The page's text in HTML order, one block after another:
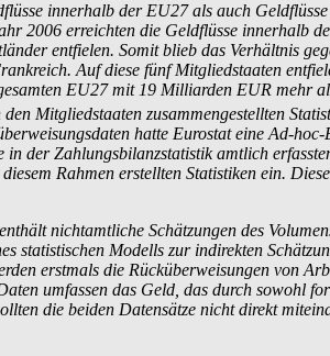
innerhalb der EU27 als auch
2006 erreichten die Geldflüsse innerhalb
entfielen. Somit blieb das Verhältnis
Auf diese fünf Mitglied­staaten
EU27 mit 19 Milliarden EUR mehr
Mitglied­staaten zusammen­gestellten
hatte Eurostat eine Ad-
der Zahlungs­bilanz­statistik amtlich
Rahmen erstellten Statistiken ein.
nichtamtliche Schätzungen des
statistischen Modells zur indirekten
erstmals die Rück­über­weisungen von
umfassen das Geld, das durch sowohl
die beiden Datensätze nicht direkt